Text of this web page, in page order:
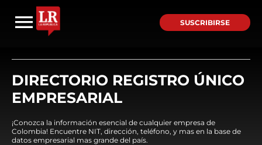
SUSCRIBIRSE
DIRECTORIO REGISTRO ÚNICO
EMPRESARIAL
¡Conozca la información esencial de cualquier empresa de
Colombia! Encuentre NIT, dirección, teléfono, y mas en la base de
datos empresarial mas grande del país.